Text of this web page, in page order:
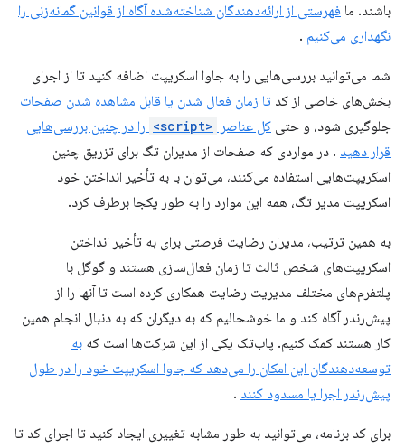
باشند. ما فهرستی از ارائه‌دهندگان شناخته‌شده آگاه از قوانین گمانه‌زنی را
نگهداری می‌کنیم .
شما می‌توانید بررسی‌هایی را به جاوا اسکریپت اضافه کنید تا از اجرای
بخش‌های خاصی از کد تا زمان فعال شدن یا قابل مشاهده شدن صفحات
جلوگیری شود، و حتی کل عناصر <script>
را در چنین بررسی‌هایی
قرار دهید . در مواردی که صفحات از مدیران تگ برای تزریق چنین
اسکریپت‌هایی استفاده می‌کنند، می‌توان با به تأخیر انداختن خود
اسکریپت مدیر تگ، همه این موارد را به طور یکجا برطرف کرد.
به همین ترتیب، مدیران رضایت فرصتی برای به تأخیر انداختن
اسکریپت‌های شخص ثالث تا زمان فعال‌سازی هستند و گوگل با
پلتفرم‌های مختلف مدیریت رضایت همکاری کرده است تا آنها را از
پیش‌رندر آگاه کند و ما خوشحالیم که به دیگران که به دنبال انجام همین
کار هستند کمک کنیم. پاب‌تک یکی از این شرکت‌ها است که به
توسعه‌دهندگان این امکان را می‌دهد که جاوا اسکریپت خود را در طول
پیش‌رندر اجرا یا مسدود کنند .
برای کد برنامه، می‌توانید به طور مشابه تغییری ایجاد کنید تا اجرای کد تا